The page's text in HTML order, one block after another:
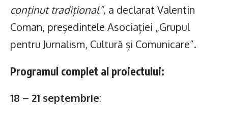
conținut tradițional”, a declarat Valentin
Coman, președintele Asociației „Grupul
pentru Jurnalism, Cultură și Comunicare”.
Programul complet al proiectului:
18 – 21 septembrie: